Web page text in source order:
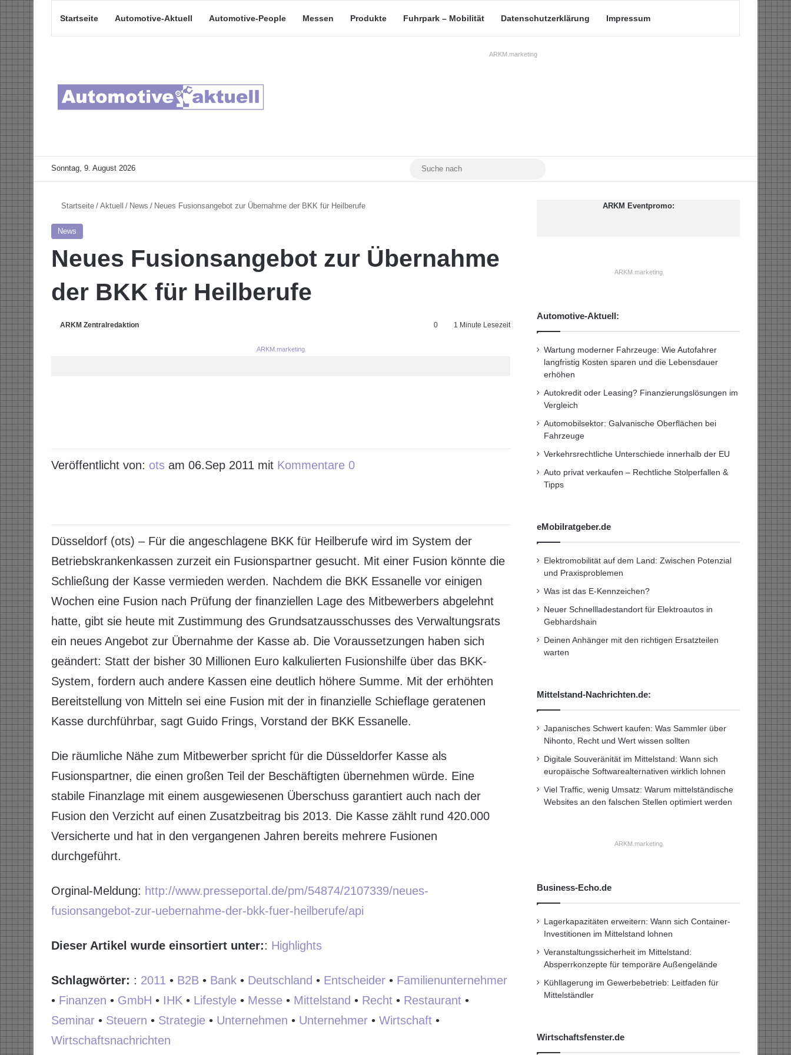
Startseite Automotive-Aktuell Automotive-People Messen Produkte Fuhrpark – Mobilität Datenschutzerklärung Impressum
ARKM.marketing
Sonntag, 9. August 2026 YouTubeMastodon
Startseite / Aktuell / News / Neues Fusionsangebot zur Übernahme der BKK für Heilberufe
News
Neues Fusionsangebot zur Übernahme
der BKK für Heilberufe
ARKM Zentralredaktion 0 1 Minute Lesezeit
ARKM.marketing
Veröffentlicht von: ots am 06.Sep 2011 mit Kommentare 0
Düsseldorf (ots) – Für die angeschlagene BKK für Heilberufe wird im System der
Betriebskrankenkassen zurzeit ein Fusionspartner gesucht. Mit einer Fusion könnte die
Schließung der Kasse vermieden werden. Nachdem die BKK Essanelle vor einigen
Wochen eine Fusion nach Prüfung der finanziellen Lage des Mitbewerbers abgelehnt
hatte, gibt sie heute mit Zustimmung des Grundsatzausschusses des Verwaltungsrats
ein neues Angebot zur Übernahme der Kasse ab. Die Voraussetzungen haben sich
geändert: Statt der bisher 30 Millionen Euro kalkulierten Fusionshilfe über das BKK-
System, fordern auch andere Kassen eine deutlich höhere Summe. Mit der erhöhten
Bereitstellung von Mitteln sei eine Fusion mit der in finanzielle Schieflage geratenen
Kasse durchführbar, sagt Guido Frings, Vorstand der BKK Essanelle.
Die räumliche Nähe zum Mitbewerber spricht für die Düsseldorfer Kasse als
Fusionspartner, die einen großen Teil der Beschäftigten übernehmen würde. Eine
stabile Finanzlage mit einem ausgewiesenen Überschuss garantiert auch nach der
Fusion den Verzicht auf einen Zusatzbeitrag bis 2013. Die Kasse zählt rund 420.000
Versicherte und hat in den vergangenen Jahren bereits mehrere Fusionen
durchgeführt.
Orginal-Meldung: http://www.presseportal.de/pm/54874/2107339/neues-
fusionsangebot-zur-uebernahme-der-bkk-fuer-heilberufe/api
Dieser Artikel wurde einsortiert unter:: Highlights
Schlagwörter: : 2011 • B2B • Bank • Deutschland • Entscheider • Familienunternehmer
• Finanzen • GmbH • IHK • Lifestyle • Messe • Mittelstand • Recht • Restaurant •
Seminar • Steuern • Strategie • Unternehmen • Unternehmer • Wirtschaft •
Wirtschaftsnachrichten
ARKM Eventpromo:
ARKM.marketing
Automotive-Aktuell:
Wartung moderner Fahrzeuge: Wie Autofahrer
langfristig Kosten sparen und die Lebensdauer
erhöhen
Autokredit oder Leasing? Finanzierungslösungen im
Vergleich
Automobilsektor: Galvanische Oberflächen bei
Fahrzeuge
Verkehrsrechtliche Unterschiede innerhalb der EU
Auto privat verkaufen – Rechtliche Stolperfallen &
Tipps
eMobilratgeber.de
Elektromobilität auf dem Land: Zwischen Potenzial
und Praxisproblemen
Was ist das E-Kennzeichen?
Neuer Schnellladestandort für Elektroautos in
Gebhardshain
Deinen Anhänger mit den richtigen Ersatzteilen
warten
Mittelstand-Nachrichten.de:
Japanisches Schwert kaufen: Was Sammler über
Nihonto, Recht und Wert wissen sollten
Digitale Souveränität im Mittelstand: Wann sich
europäische Softwarealternativen wirklich lohnen
Viel Traffic, wenig Umsatz: Warum mittelständische
Websites an den falschen Stellen optimiert werden
ARKM.marketing
Business-Echo.de
Lagerkapazitäten erweitern: Wann sich Container-
Investitionen im Mittelstand lohnen
Veranstaltungssicherheit im Mittelstand:
Absperrkonzepte für temporäre Außengelände
Kühllagerung im Gewerbebetrieb: Leitfaden für
Mittelständler
Wirtschaftsfenster.de